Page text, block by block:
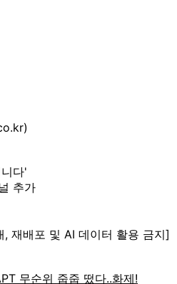
다'
추가
재배포 및 AI 데이터 활용 금지]